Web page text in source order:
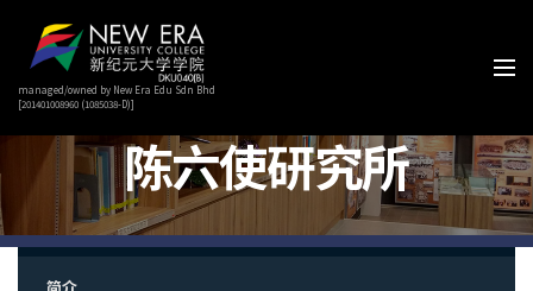
managed/owned by New Era Edu Sdn Bhd
[201401008960 (1085038-D)]
陈六使研究所